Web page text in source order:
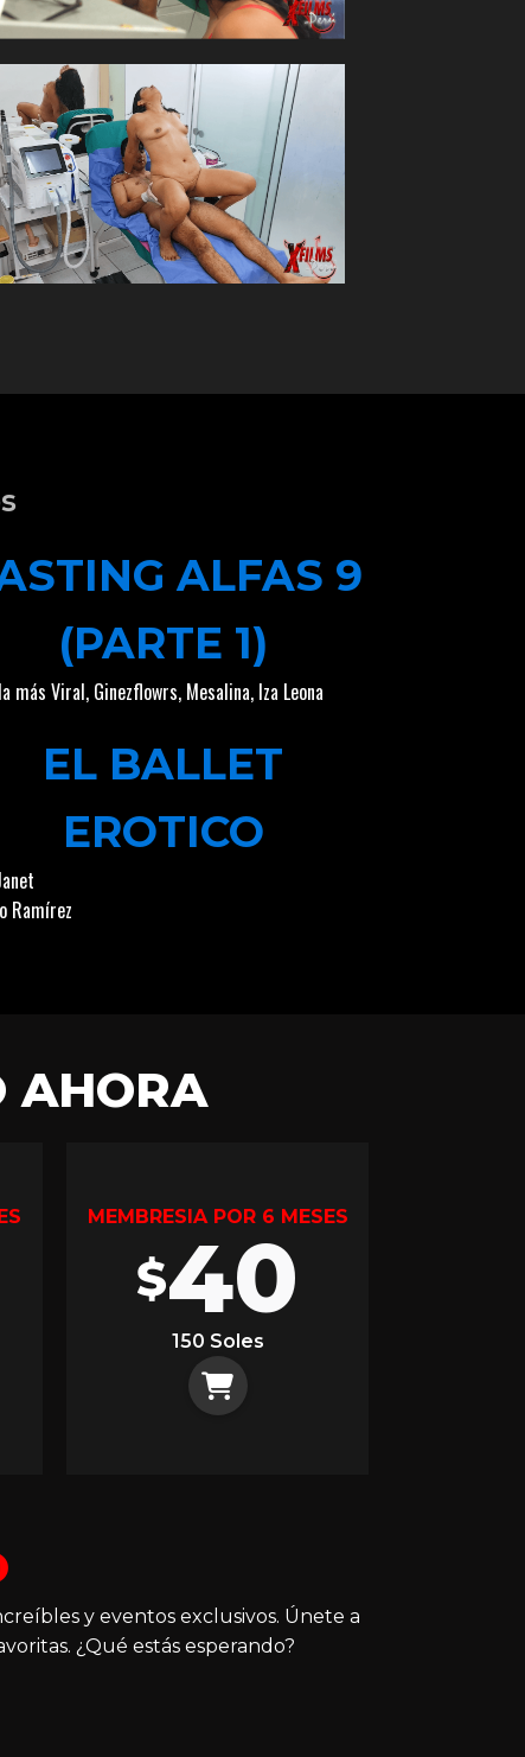
ALFAS 9
(PARTE 1)
más Viral, Ginezflowrs, Mesalina, Iza Leona
EL BALLET
EROTICO
Ramírez
AHORA
MEMBRESIA POR 6 MESES
$40
150 Soles
y eventos exclusivos. Únete a
¿Qué estás esperando?